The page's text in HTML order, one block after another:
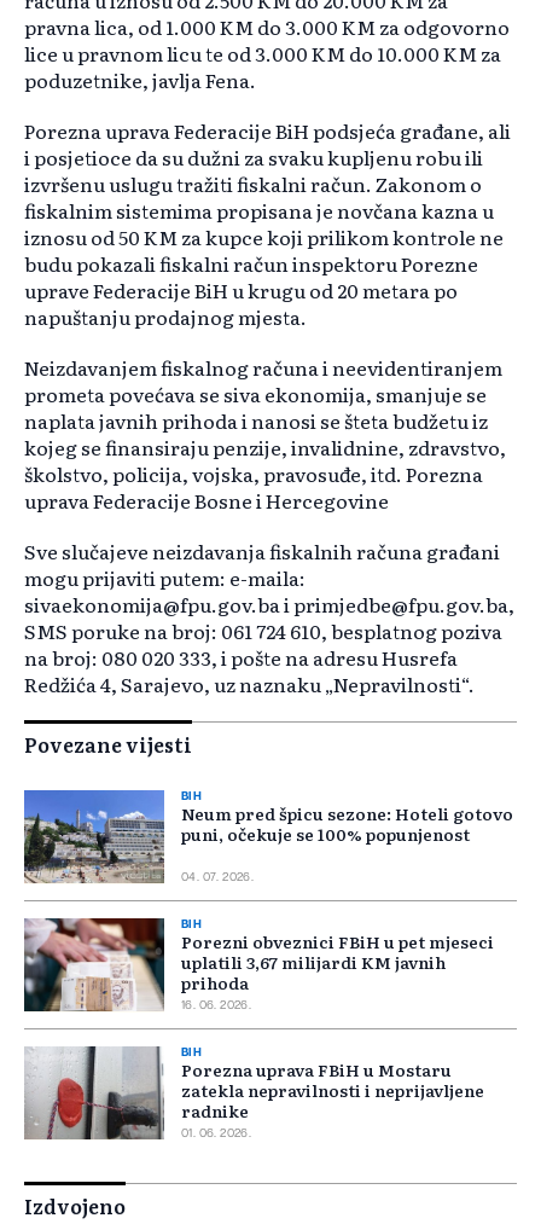
pravna lica, od 1.000 KM do 3.000 KM za odgovorno
lice u pravnom licu te od 3.000 KM do 10.000 KM za
poduzetnike, javlja Fena.
Porezna uprava Federacije BiH podsjeća građane, ali
i posjetioce da su dužni za svaku kupljenu robu ili
izvršenu uslugu tražiti fiskalni račun. Zakonom o
fiskalnim sistemima propisana je novčana kazna u
iznosu od 50 KM za kupce koji prilikom kontrole ne
budu pokazali fiskalni račun inspektoru Porezne
uprave Federacije BiH u krugu od 20 metara po
napuštanju prodajnog mjesta.
Neizdavanjem fiskalnog računa i neevidentiranjem
prometa povećava se siva ekonomija, smanjuje se
naplata javnih prihoda i nanosi se šteta budžetu iz
kojeg se finansiraju penzije, invalidnine, zdravstvo,
školstvo, policija, vojska, pravosuđe, itd. Porezna
uprava Federacije Bosne i Hercegovine
Sve slučajeve neizdavanja fiskalnih računa građani
mogu prijaviti putem: e-maila:
sivaekonomija@fpu.gov.ba i primjedbe@fpu.gov.ba,
SMS poruke na broj: 061 724 610, besplatnog poziva
na broj: 080 020 333, i pošte na adresu Husrefa
Redžića 4, Sarajevo, uz naznaku „Nepravilnosti“.
Povezane vijesti
BIH
Neum pred špicu sezone: Hoteli gotovo
puni, očekuje se 100% popunjenost
04. 07. 2026.
BIH
Porezni obveznici FBiH u pet mjeseci
uplatili 3,67 milijardi KM javnih
prihoda
16. 06. 2026.
BIH
Porezna uprava FBiH u Mostaru
zatekla nepravilnosti i neprijavljene
radnike
01. 06. 2026.
Izdvojeno